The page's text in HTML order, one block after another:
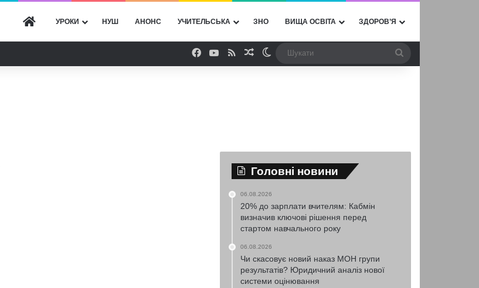
ГОЛОВНА
УРОКИ НУШ АНОНС УЧИТЕЛЬСЬКА ЗНО ВИЩА ОСВІТА ЗДОРОВ’Я
Facebook
YouTube
RSSВипадкова стаття
Switch skin
Головні новини
06.08.2026
20% до зарплати вчителям: Кабмін
визначив ключові рішення перед
стартом навчального року
06.08.2026
Чи скасовує новий наказ МОН групи
результатів? Юридичний аналіз нової
системи оцінювання